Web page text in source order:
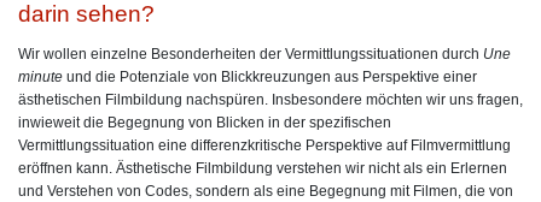
darin sehen?
Wir wollen einzelne Besonderheiten der Vermittlungssituationen durch Une
minute und die Potenziale von Blickkreuzungen aus Perspektive einer
ästhetischen Filmbildung nachspüren. Insbesondere möchten wir uns fragen,
inwieweit die Begegnung von Blicken in der spezifischen
Vermittlungssituation eine differenzkritische Perspektive auf Filmvermittlung
eröffnen kann. Ästhetische Filmbildung verstehen wir nicht als ein Erlernen
und Verstehen von Codes, sondern als eine Begegnung mit Filmen, die von